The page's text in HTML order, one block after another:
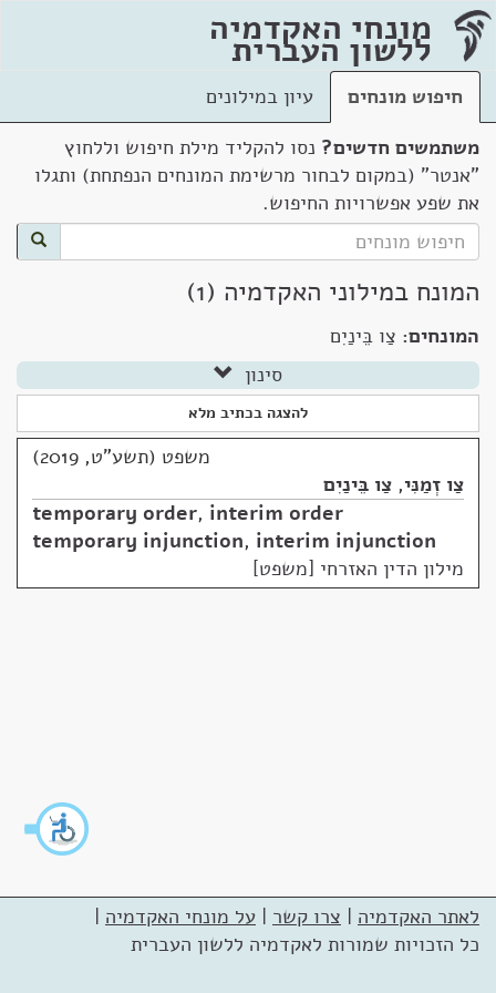
מונחי האקדמיה
ללשון העברית
חיפוש מונחים
עיון במילונים
משתמשים חדשים? נסו להקליד מילת חיפוש וללחוץ
"אנטר" (במקום לבחור מרשימת המונחים הנפתחת) ותגלו
את שפע אפשרויות החיפוש.
המונח במילוני האקדמיה (1)
המונחים: צַו בֵּינַיִם
סינון
להצגה בכתיב מלא
משפט (תשע"ט, 2019)
צַו זְמַנִּי, צַו בֵּינַיִם
temporary order, interim order
temporary injunction, interim injunction
מילון הדין האזרחי [משפט]
לאתר האקדמיה | צרו קשר | על מונחי האקדמיה |
כל הזכויות שמורות לאקדמיה ללשון העברית